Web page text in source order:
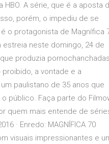
HBO. A série, que é a aposta
porém, o impediu de se
o protagonista de Magnífica
estreia neste domingo, 24 de
produzia
a vontade e a
paulistano de 35 anos que
público. Faça parte do
quem mais entende de
· Enredo: MAGNÍFICA 70
visuais impressionantes e